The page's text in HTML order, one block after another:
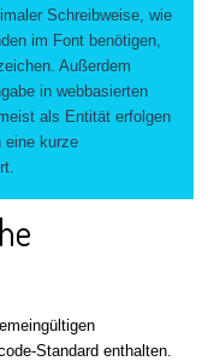
Schreibweise, wie
im Font benötigen,
Außerdem
in webbasierten
als Entität erfolgen
eine kurze
Standard enthalten.